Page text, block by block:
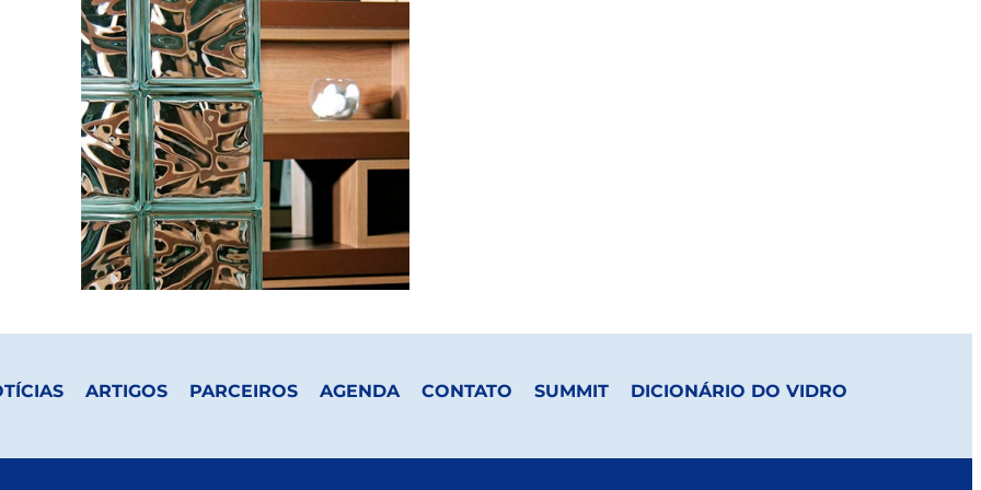
ARTIGOS PARCEIROS AGENDA CONTATO SUMMIT DICIONÁRIO DO VIDRO